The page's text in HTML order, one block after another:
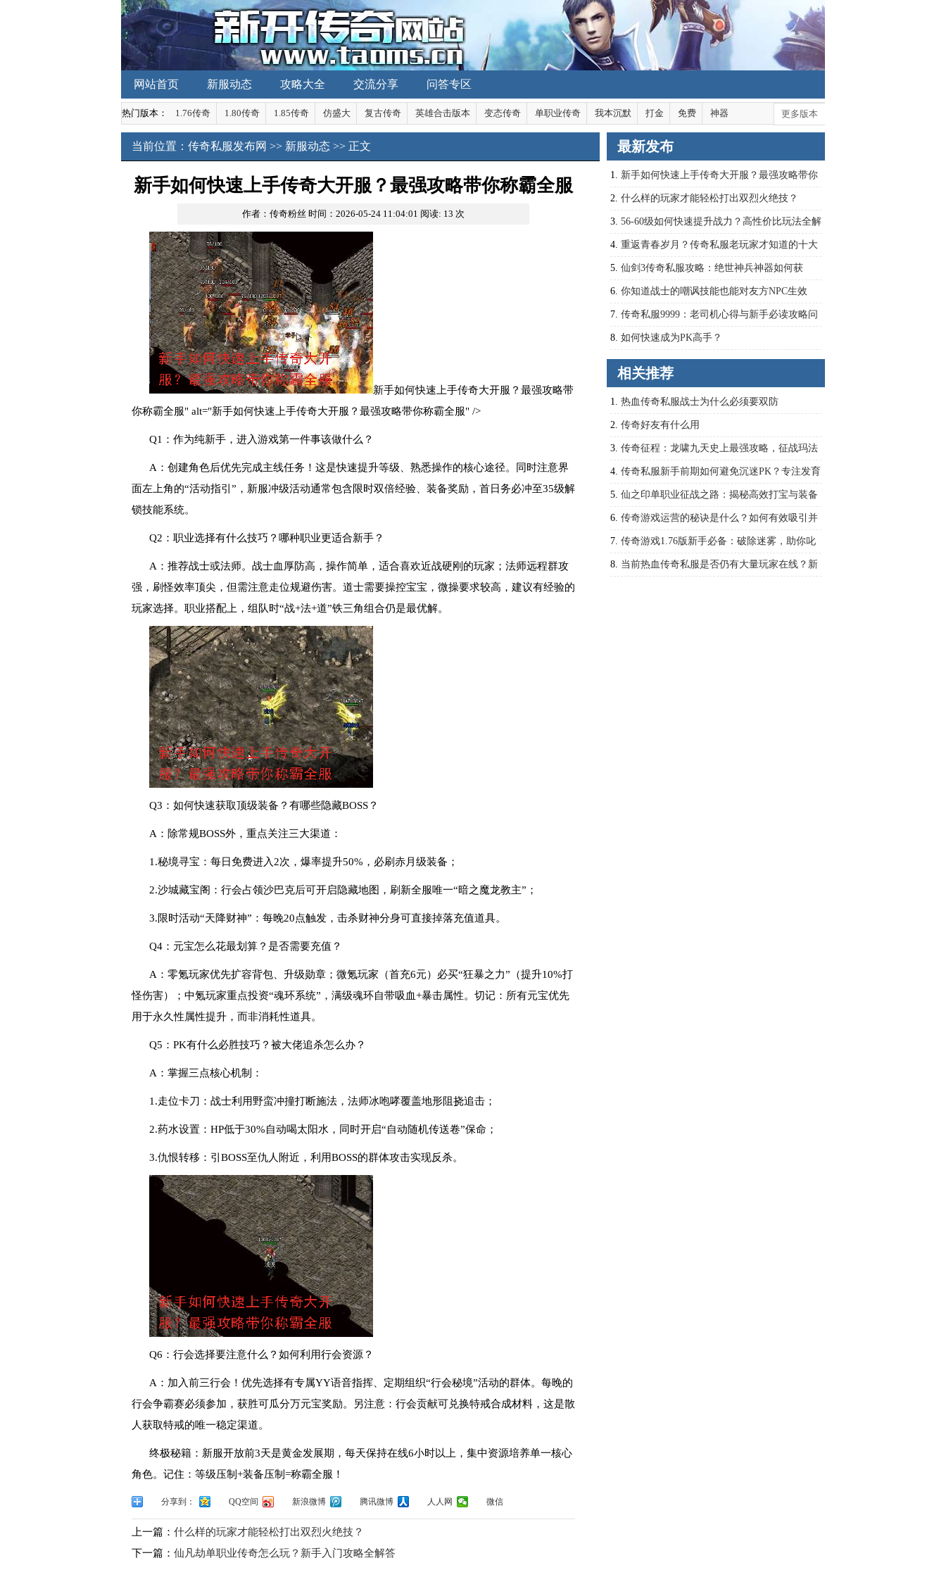
网站首页 新服动态 攻略大全 交流分享 问答专区
热门版本： 1.76传奇 1.80传奇 1.85传奇 仿盛大 复古传奇 英雄合击版本 变态传奇 单职业传奇 我本沉默 打金 免费 神器 更多版本
当前位置： 传奇私服发布网 >> 新服动态 >> 正文
新手如何快速上手传奇大开服？最强攻略带你称霸全服
作者：传奇粉丝 时间：2026-05-24 11:04:01 阅读: 13 次
新手如何快速上手传奇大开服？最强攻略带
你称霸全服" alt="新手如何快速上手传奇大开服？最强攻略带你称霸全服" />
Q1：作为纯新手，进入游戏第一件事该做什么？
A：创建角色后优先完成主线任务！这是快速提升等级、熟悉操作的核心途径。同时注意界
面左上角的“活动指引”，新服冲级活动通常包含限时双倍经验、装备奖励，首日务必冲至35级解
锁技能系统。
Q2：职业选择有什么技巧？哪种职业更适合新手？
A：推荐战士或法师。战士血厚防高，操作简单，适合喜欢近战硬刚的玩家；法师远程群攻
强，刷怪效率顶尖，但需注意走位规避伤害。道士需要操控宝宝，微操要求较高，建议有经验的
玩家选择。职业搭配上，组队时“战+法+道”铁三角组合仍是最优解。
Q3：如何快速获取顶级装备？有哪些隐藏BOSS？
A：除常规BOSS外，重点关注三大渠道：
1.秘境寻宝：每日免费进入2次，爆率提升50%，必刷赤月级装备；
2.沙城藏宝阁：行会占领沙巴克后可开启隐藏地图，刷新全服唯一“暗之魔龙教主”；
3.限时活动“天降财神”：每晚20点触发，击杀财神分身可直接掉落充值道具。
Q4：元宝怎么花最划算？是否需要充值？
A：零氪玩家优先扩容背包、升级勋章；微氪玩家（首充6元）必买“狂暴之力”（提升10%打
怪伤害）；中氪玩家重点投资“魂环系统”，满级魂环自带吸血+暴击属性。切记：所有元宝优先
用于永久性属性提升，而非消耗性道具。
Q5：PK有什么必胜技巧？被大佬追杀怎么办？
A：掌握三点核心机制：
1.走位卡刀：战士利用野蛮冲撞打断施法，法师冰咆哮覆盖地形阻挠追击；
2.药水设置：HP低于30%自动喝太阳水，同时开启“自动随机传送卷”保命；
3.仇恨转移：引BOSS至仇人附近，利用BOSS的群体攻击实现反杀。
Q6：行会选择要注意什么？如何利用行会资源？
A：加入前三行会！优先选择有专属YY语音指挥、定期组织“行会秘境”活动的群体。每晚的
行会争霸赛必须参加，获胜可瓜分万元宝奖励。另注意：行会贡献可兑换特戒合成材料，这是散
人获取特戒的唯一稳定渠道。
终极秘籍：新服开放前3天是黄金发展期，每天保持在线6小时以上，集中资源培养单一核心
角色。记住：等级压制+装备压制=称霸全服！
分享到： QQ空间 新浪微博 腾讯微博 人人网 微信
上一篇： 什么样的玩家才能轻松打出双烈火绝技？
下一篇： 仙凡劫单职业传奇怎么玩？新手入门攻略全解答
最新发布
1. 新手如何快速上手传奇大开服？最强攻略带你
称霸全服
2. 什么样的玩家才能轻松打出双烈火绝技？
3. 56-60级如何快速提升战力？高性价比玩法全解
析
4. 重返青春岁月？传奇私服老玩家才知道的十大
隐藏秘密
5. 仙剑3传奇私服攻略：绝世神兵神器如何获
取？
6. 你知道战士的嘲讽技能也能对友方NPC生效
吗？
7. 传奇私服9999：老司机心得与新手必读攻略问
答集
8. 如何快速成为PK高手？
相关推荐
1. 热血传奇私服战士为什么必须要双防
2. 传奇好友有什么用
3. 传奇征程：龙啸九天史上最强攻略，征战玛法
之巅
4. 传奇私服新手前期如何避免沉迷PK？专注发育
的正确姿势是什么？
5. 仙之印单职业征战之路：揭秘高效打宝与装备
提升秘诀
6. 传奇游戏运营的秘诀是什么？如何有效吸引并
留住玩家？
7. 传奇游戏1.76版新手必备：破除迷雾，助你叱
咤沙城
8. 当前热血传奇私服是否仍有大量玩家在线？新